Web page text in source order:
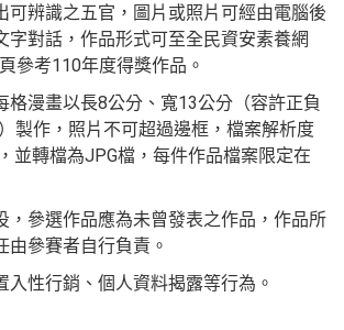
可辨識之五官，圖片或照片可經由電腦後
字對話，作品形式可至全民資安素養網
參考110年度得獎作品。
格漫畫以長8公分、寬13公分（容許正負
製作，照片不可超過邊框，檔案解析度
並轉檔為JPG檔，每件作品檔案限定在
，參選作品應為未曾發表之作品，作品所
由參賽者自行負責。
入性行銷、個人資料揭露等行為。